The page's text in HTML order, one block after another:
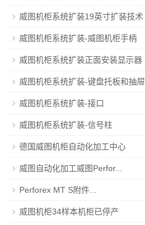
威图机柜系统扩装19英寸扩装技术
威图机柜系统扩装-威图机柜手柄
威图机柜系统扩装正面安装显示器
威图机柜系统扩装-键盘托板和抽屉
威图机柜系统扩装-接口
威图机柜系统扩装-信号柱
德国威图机柜自动化加工中心
威图自动化加工威图Perfor...
Perforex MT S附件...
威图机柜34样本机柜已停产